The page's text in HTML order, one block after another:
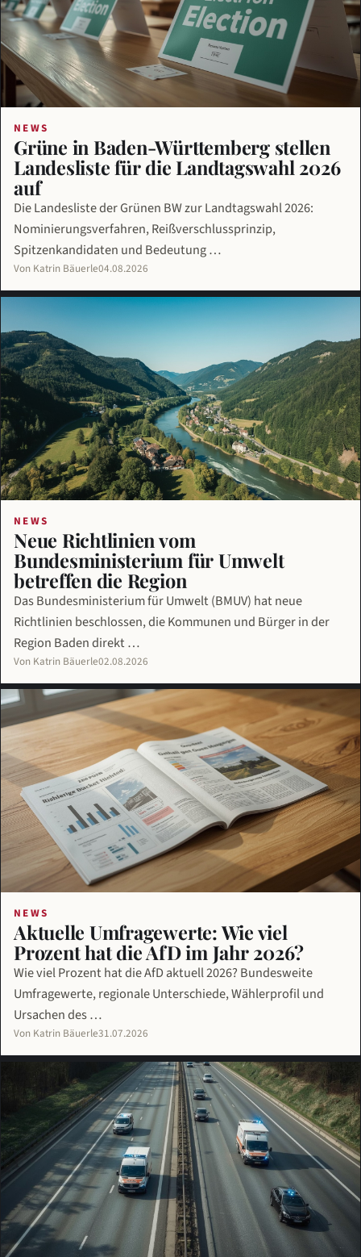
NEWS
Grüne in Baden-Württemberg stellen
Landesliste für die Landtagswahl 2026
auf
Die Landesliste der Grünen BW zur Landtagswahl 2026:
Nominierungsverfahren, Reißverschlussprinzip,
Spitzenkandidaten und Bedeutung …
Von Katrin Bäuerle04.08.2026
NEWS
Neue Richtlinien vom
Bundesministerium für Umwelt
betreffen die Region
Das Bundesministerium für Umwelt (BMUV) hat neue
Richtlinien beschlossen, die Kommunen und Bürger in der
Region Baden direkt …
Von Katrin Bäuerle02.08.2026
NEWS
Aktuelle Umfragewerte: Wie viel
Prozent hat die AfD im Jahr 2026?
Wie viel Prozent hat die AfD aktuell 2026? Bundesweite
Umfragewerte, regionale Unterschiede, Wählerprofil und
Ursachen des …
Von Katrin Bäuerle31.07.2026